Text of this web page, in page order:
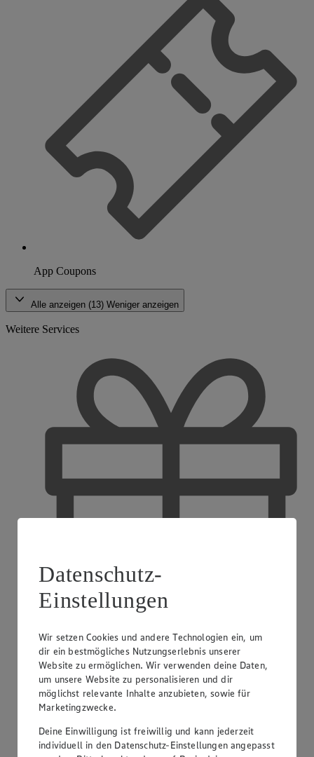
App Coupons
Alle anzeigen (13) Weniger anzeigen
Weitere Services
EDEKA Gutscheinkarte
Datenschutz-
Einstellungen
Wir setzen Cookies und andere Technologien ein, um
dir ein bestmögliches Nutzungserlebnis unserer
Website zu ermöglichen. Wir verwenden deine Daten,
um unsere Website zu personalisieren und dir
möglichst relevante Inhalte anzubieten, sowie für
Marketingzwecke.
Deine Einwilligung ist freiwillig und kann jederzeit
individuell in den Datenschutz-Einstellungen angepasst